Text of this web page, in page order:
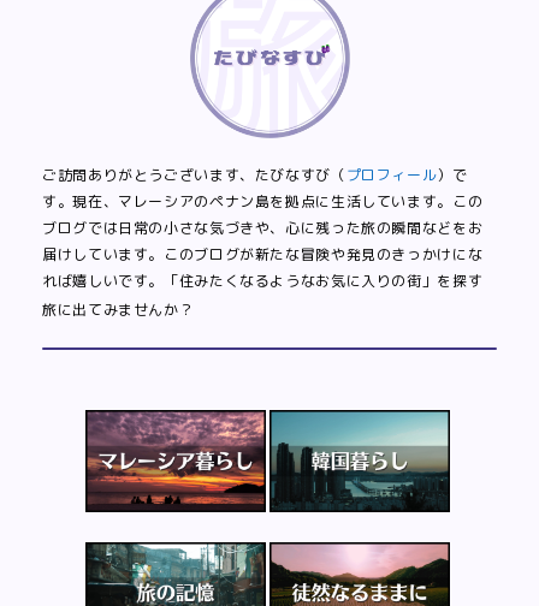
ご訪問ありがとうございます、たびなすび（プロフィール）で
す。現在、マレーシアのペナン島を拠点に生活しています。この
ブログでは日常の小さな気づきや、心に残った旅の瞬間などをお
届けしています。このブログが新たな冒険や発見のきっかけにな
れば嬉しいです。「住みたくなるようなお気に入りの街」を探す
旅に出てみませんか？